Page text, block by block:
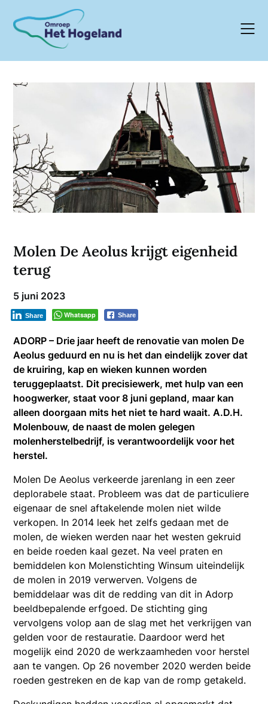
content
Molen De Aeolus krijgt eigenheid
terug
5 juni 2023
Whatsapp Share
Share
ADORP – Drie jaar heeft de renovatie van molen De
Aeolus geduurd en nu is het dan eindelijk zover dat
de kruiring, kap en wieken kunnen worden
teruggeplaatst. Dit precisiewerk, met hulp van een
hoogwerker, staat voor 8 juni gepland, maar kan
alleen doorgaan mits het niet te hard waait. A.D.H.
Molenbouw, de naast de molen gelegen
molenherstelbedrijf, is verantwoordelijk voor het
herstel.
Molen De Aeolus verkeerde jarenlang in een zeer
deplorabele staat. Probleem was dat de particuliere
eigenaar de snel aftakelende molen niet wilde
verkopen. In 2014 leek het zelfs gedaan met de
molen, de wieken werden naar het westen gekruid
en beide roeden kaal gezet. Na veel praten en
bemiddelen kon Molenstichting Winsum uiteindelijk
de molen in 2019 verwerven. Volgens de
bemiddelaar was dit de redding van dit in Adorp
beeldbepalende erfgoed. De stichting ging
vervolgens volop aan de slag met het verkrijgen van
gelden voor de restauratie. Daardoor werd het
mogelijk eind 2020 de werkzaamheden voor herstel
aan te vangen. Op 26 november 2020 werden beide
roeden gestreken en de kap van de romp getakeld.